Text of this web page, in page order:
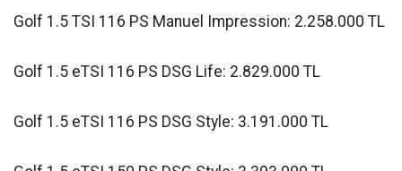
Golf 1.5 TSI 116 PS Manuel Impression: 2.258.000 TL
Golf 1.5 eTSI 116 PS DSG Life: 2.829.000 TL
Golf 1.5 eTSI 116 PS DSG Style: 3.191.000 TL